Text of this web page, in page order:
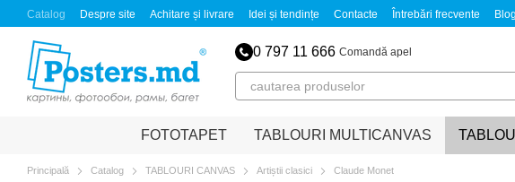
Mergi la conținutul principal
Catalog Despre site Achitare și livrare Idei și tendințe Contacte Întrebări frecvente Blog
0 797 11 666 Comandă apel
FOTOTAPET TABLOURI MULTICANVAS
Principală Catalog TABLOURI CANVAS Artiștii clasici Claude Monet